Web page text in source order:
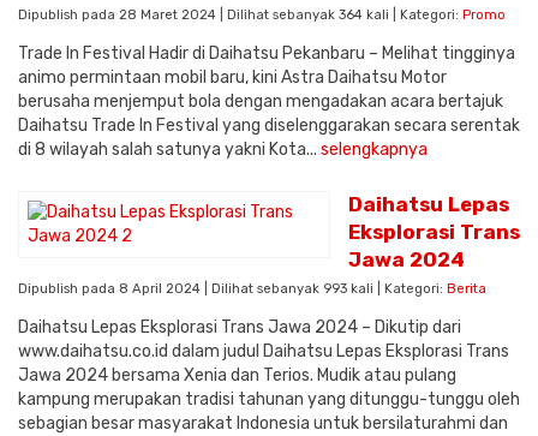
Dipublish pada 28 Maret 2024 | Dilihat sebanyak 364 kali | Kategori: Promo
Trade In Festival Hadir di Daihatsu Pekanbaru – Melihat tingginya
animo permintaan mobil baru, kini Astra Daihatsu Motor
berusaha menjemput bola dengan mengadakan acara bertajuk
Daihatsu Trade In Festival yang diselenggarakan secara serentak
di 8 wilayah salah satunya yakni Kota... selengkapnya
Daihatsu Lepas
Eksplorasi Trans
Jawa 2024
Dipublish pada 8 April 2024 | Dilihat sebanyak 993 kali | Kategori: Berita
Daihatsu Lepas Eksplorasi Trans Jawa 2024 – Dikutip dari
www.daihatsu.co.id dalam judul Daihatsu Lepas Eksplorasi Trans
Jawa 2024 bersama Xenia dan Terios. Mudik atau pulang
kampung merupakan tradisi tahunan yang ditunggu-tunggu oleh
sebagian besar masyarakat Indonesia untuk bersilaturahmi dan